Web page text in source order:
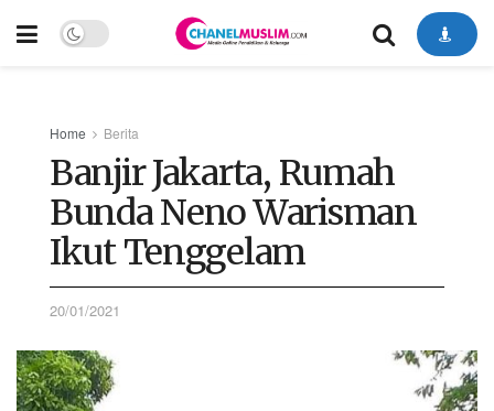
Home Berita
Banjir Jakarta, Rumah
Bunda Neno Warisman
Ikut Tenggelam
20/01/2021